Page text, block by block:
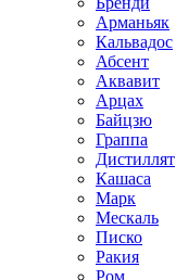
Арманьяк
Кальвадос
Абсент
Аквавит
Арцах
Байцзю
Граппа
Дистиллят
Кашаса
Марк
Мескаль
Писко
Ракия
Ром